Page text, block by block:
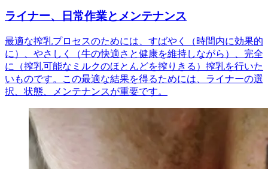
ライナー、日常作業とメンテナンス
最適な搾乳プロセスのためには、すばやく（時間内に効果的
に）、やさしく（牛の快適さと健康を維持しながら）、完全
に（搾乳可能なミルクのほとんどを搾りきる）搾乳を行いた
いものです。この最適な結果を得るためには、ライナーの選
択、状態、メンテナンスが重要です。